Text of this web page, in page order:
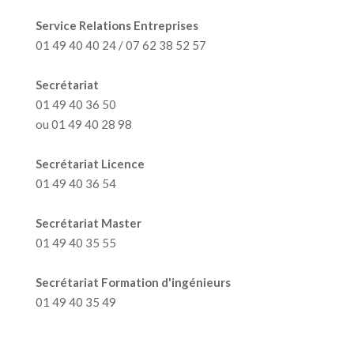
Service Relations Entreprises
01 49 40 40 24 / 07 62 38 52 57
Secrétariat
01 49 40 36 50
ou 01 49 40 28 98
Secrétariat Licence
01 49 40 36 54
Secrétariat Master
01 49 40 35 55
Secrétariat Formation d'ingénieurs
01 49 40 35 49